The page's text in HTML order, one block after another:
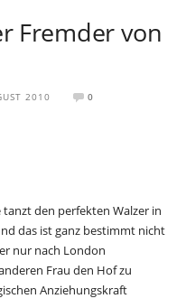
Fremder von
2010 0
den perfekten Walzer in
das ist ganz bestimmt nicht
nur nach London
Frau den Hof zu
Anziehungskraft